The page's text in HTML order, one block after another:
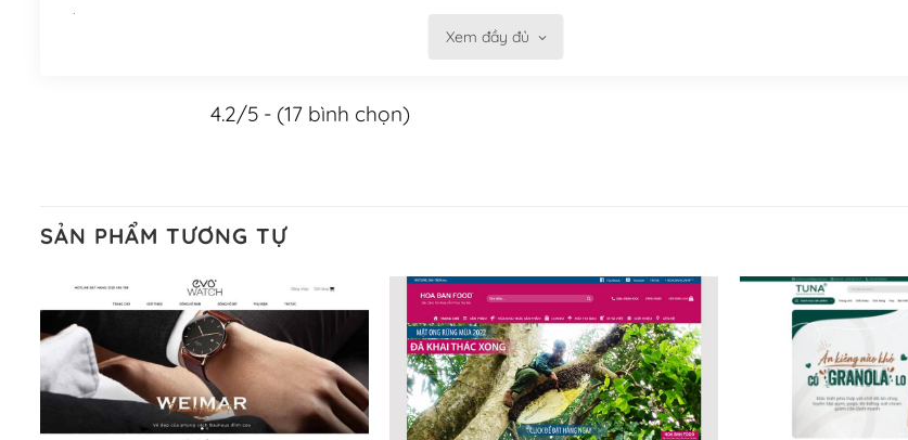
Tối ưu hóa công cụ tìm kiếm
Khi bạn sử dụng WordPress, thì vấn đề giao diện của bạn trở nên dễ dàng và nhanh chóng. Với kho Theme
– Sở hữu một cộng đồng lớn, sẵn sàng hỗ trợ
WordPress là nơi lưu trữ cho một diễn đàn cộng đồng khổng lồ được kiểm duyệt bởi các nhân viên và những người
cuồng tín WordPress.
Nếu bạn gặp khó khăn, bạn có thể lên mạng và tìm kiếm những cộng đồng WordPress, họ sẽ giúp bạn trả lời, giải
Xem đầy đủ
4.2/5 - (17 bình chọn)
SẢN PHẨM TƯƠNG TỰ